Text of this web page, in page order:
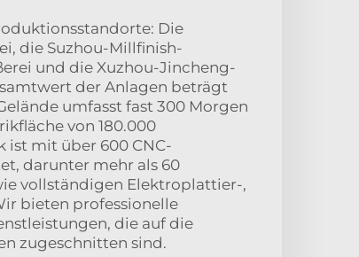
Die
die Suzhou-Millfinish-
und die Xuzhou-Jincheng-
der Anlagen beträgt
umfasst fast 300 Morgen
von 180.000
ist mit über 600 CNC-
darunter mehr als 60
vollständigen Elektroplattier-,
bieten professionelle
die auf die
zugeschnitten sind.